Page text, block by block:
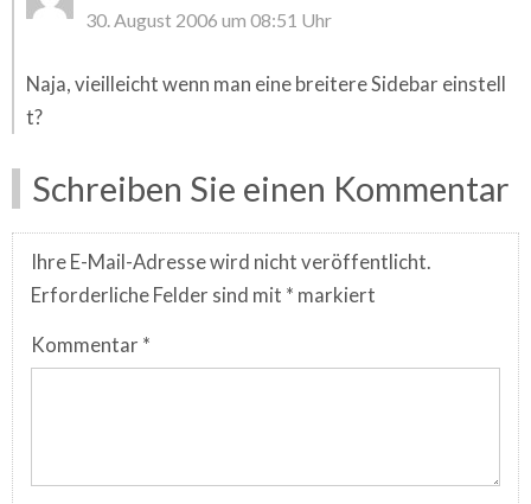
30. August 2006 um 08:51 Uhr
Naja, vieilleicht wenn man eine breitere Sidebar einstell
t?
Schreiben Sie einen Kommentar
Ihre E-Mail-Adresse wird nicht veröffentlicht.
Erforderliche Felder sind mit * markiert
Kommentar *